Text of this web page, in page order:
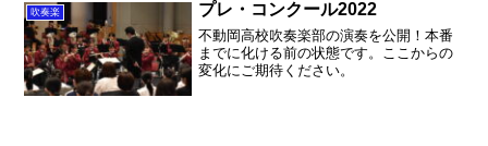
吹奏楽 プレ・コンクール2022
不動岡高校吹奏楽部の演奏を公開！本番
までに化ける前の状態です。ここからの
変化にご期待ください。